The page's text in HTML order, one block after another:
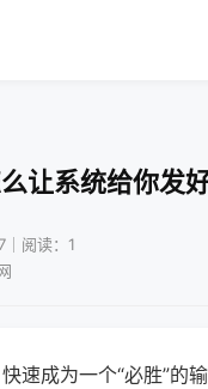
让系统给你发
阅读：1
速成为一个“必胜”的